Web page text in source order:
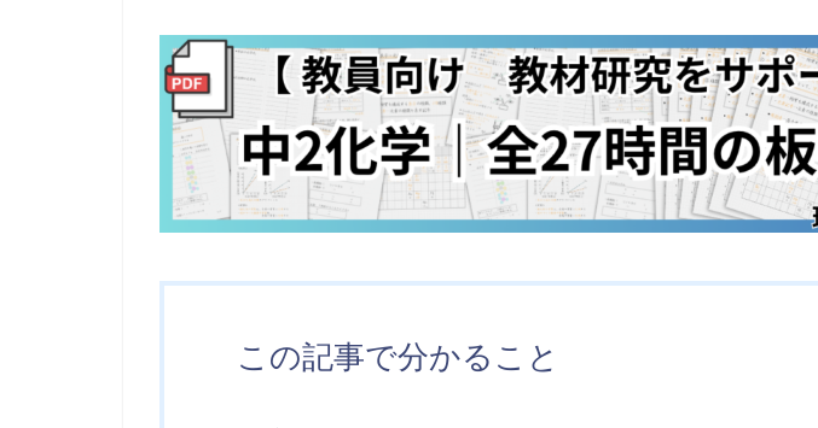
この記事で分かること